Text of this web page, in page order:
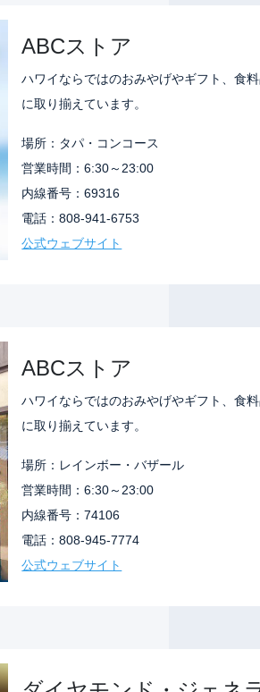
ABCストア
ハワイならではのおみやげやギフト、食
に取り揃えています。
場所：タパ・コンコース
営業時間：6:30～23:00
内線番号：69316
電話：808-941-6753
公式ウェブサイト
ABCストア
ハワイならではのおみやげやギフト、食
に取り揃えています。
場所：レインボー・バザール
営業時間：6:30～23:00
内線番号：74106
電話：808-945-7774
公式ウェブサイト